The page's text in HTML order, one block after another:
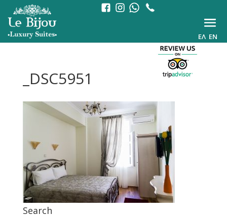
ΕΛ EN
_DSC5951
Search